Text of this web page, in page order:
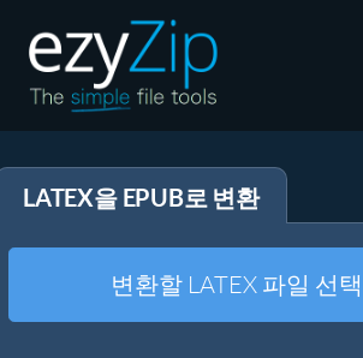
압축 해제
기타 도구
LATEX을 EPUB로 변환
변환할 LATEX 파일 선택